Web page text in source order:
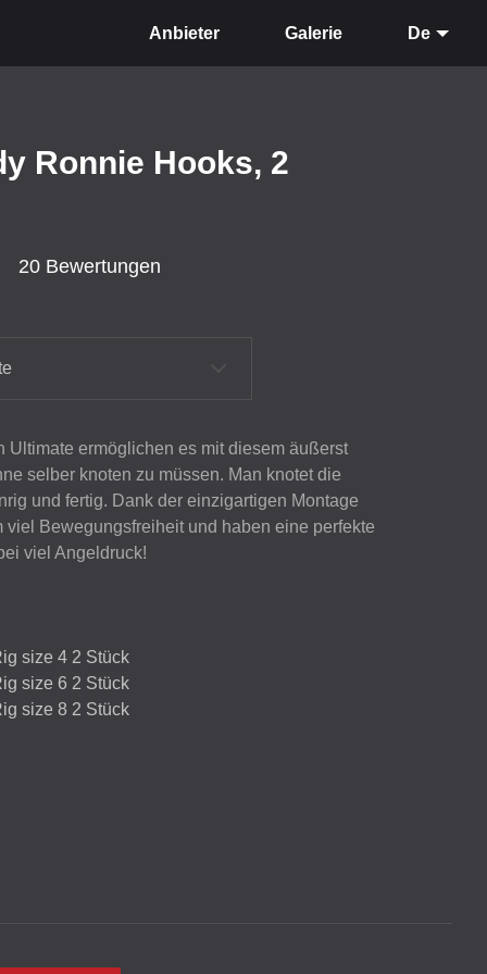
Anbieter Galerie De
Ronnie Hooks, 2
20 Bewertungen
Ultimate ermöglichen es mit diesem äußerst
selber knoten zu müssen. Man knotet die
und fertig. Dank der einzigartigen Montage
viel Bewegungsfreiheit und haben eine perfekte
viel Angeldruck!
size 4 2 Stück
size 6 2 Stück
size 8 2 Stück